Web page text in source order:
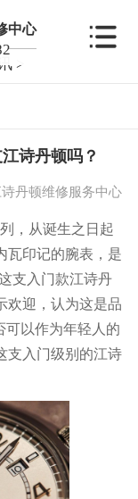
中心
>
诗丹顿吗？
丹顿维修服务中心
，从诞生之日起
瓦印记的腕表，是
支入门款江诗丹
欢迎，认为这是品
可以作为年轻人的
支入门级别的江诗